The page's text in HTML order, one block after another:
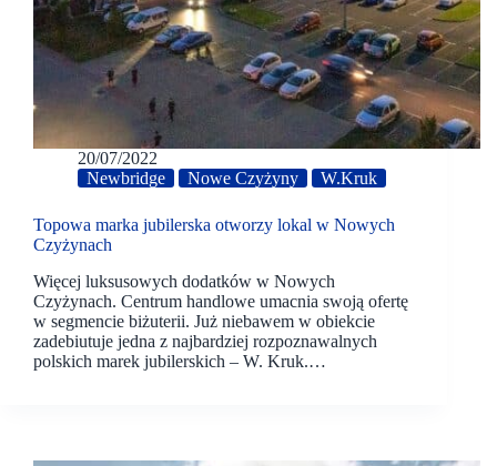
20/07/2022
Newbridge
Nowe Czyżyny W.Kruk
Topowa marka jubilerska otworzy lokal w Nowych
Czyżynach
Więcej luksusowych dodatków w Nowych
Czyżynach. Centrum handlowe umacnia swoją ofertę
w segmencie biżuterii. Już niebawem w obiekcie
zadebiutuje jedna z najbardziej rozpoznawalnych
polskich marek jubilerskich – W. Kruk.…